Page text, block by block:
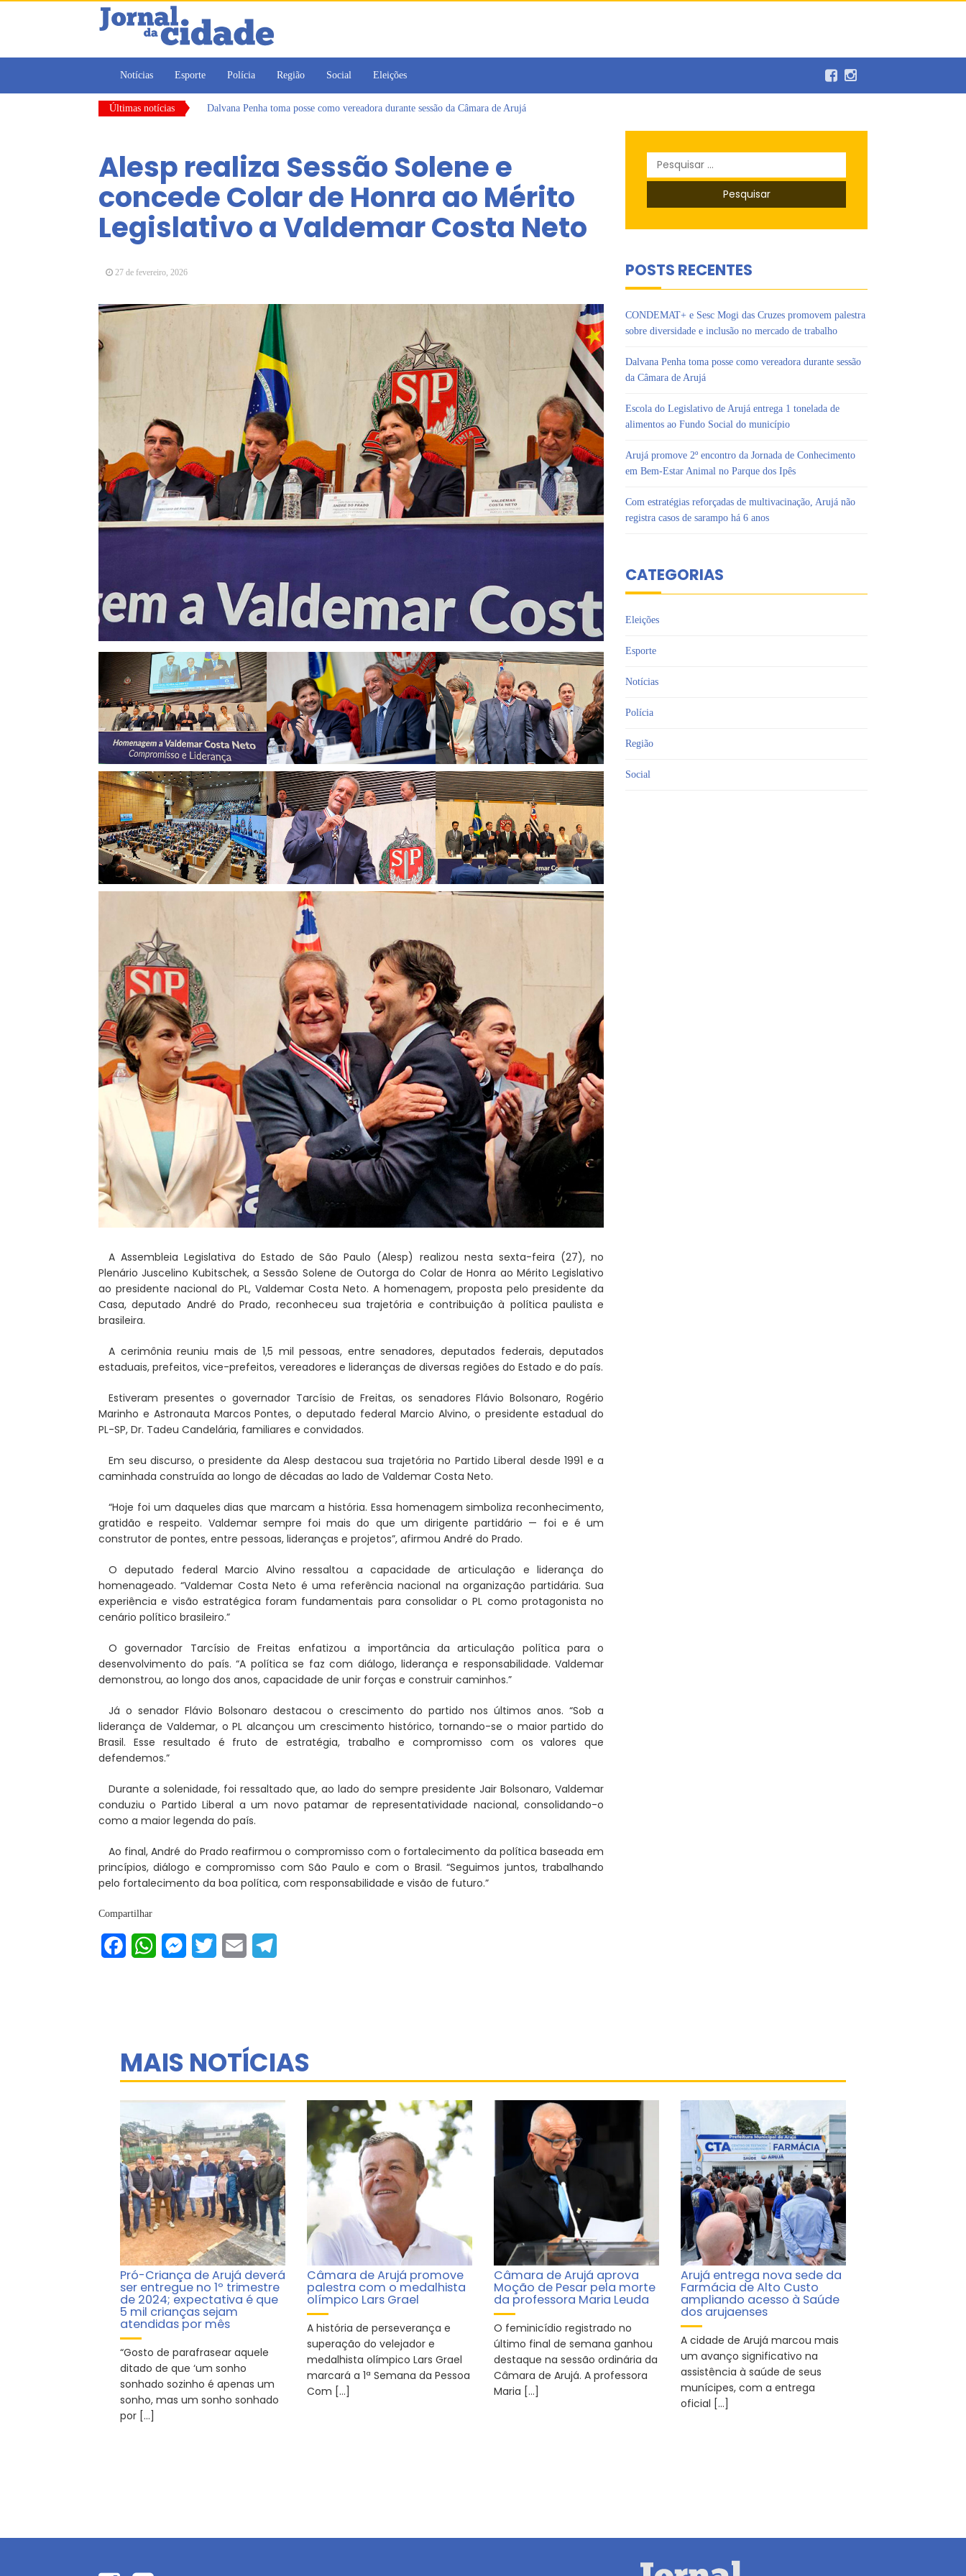
Notícias Esporte Polícia Região Social Eleições
Últimas notícias
Dalvana Penha toma posse como vereadora durante sessão da Câmara de Arujá
Com estratégias reforçadas de multivacinação, Arujá não registra casos de sarampo há 6 anos
Vereadores Mirins iniciam jornada no Legislativo com participação em Sessão Simulada
CONDEMAT+ e Sesc Mogi das Cruzes promovem palestra sobre diversidade e inclusão no mercado de trabalho
Alesp realiza Sessão Solene e
concede Colar de Honra ao Mérito
Legislativo a Valdemar Costa Neto
27 de fevereiro, 2026
A Assembleia Legislativa do Estado de São Paulo (Alesp) realizou nesta sexta-feira (27), no
Plenário Juscelino Kubitschek, a Sessão Solene de Outorga do Colar de Honra ao Mérito Legislativo
ao presidente nacional do PL, Valdemar Costa Neto. A homenagem, proposta pelo presidente da
Casa, deputado André do Prado, reconheceu sua trajetória e contribuição à política paulista e
brasileira.
A cerimônia reuniu mais de 1,5 mil pessoas, entre senadores, deputados federais, deputados
estaduais, prefeitos, vice-prefeitos, vereadores e lideranças de diversas regiões do Estado e do país.
Estiveram presentes o governador Tarcísio de Freitas, os senadores Flávio Bolsonaro, Rogério
Marinho e Astronauta Marcos Pontes, o deputado federal Marcio Alvino, o presidente estadual do
PL-SP, Dr. Tadeu Candelária, familiares e convidados.
Em seu discurso, o presidente da Alesp destacou sua trajetória no Partido Liberal desde 1991 e a
caminhada construída ao longo de décadas ao lado de Valdemar Costa Neto.
“Hoje foi um daqueles dias que marcam a história. Essa homenagem simboliza reconhecimento,
gratidão e respeito. Valdemar sempre foi mais do que um dirigente partidário — foi e é um
construtor de pontes, entre pessoas, lideranças e projetos”, afirmou André do Prado.
O deputado federal Marcio Alvino ressaltou a capacidade de articulação e liderança do
homenageado. “Valdemar Costa Neto é uma referência nacional na organização partidária. Sua
experiência e visão estratégica foram fundamentais para consolidar o PL como protagonista no
cenário político brasileiro.”
O governador Tarcísio de Freitas enfatizou a importância da articulação política para o
desenvolvimento do país. “A política se faz com diálogo, liderança e responsabilidade. Valdemar
demonstrou, ao longo dos anos, capacidade de unir forças e construir caminhos.”
Já o senador Flávio Bolsonaro destacou o crescimento do partido nos últimos anos. “Sob a
liderança de Valdemar, o PL alcançou um crescimento histórico, tornando-se o maior partido do
Brasil. Esse resultado é fruto de estratégia, trabalho e compromisso com os valores que
defendemos.”
Durante a solenidade, foi ressaltado que, ao lado do sempre presidente Jair Bolsonaro, Valdemar
conduziu o Partido Liberal a um novo patamar de representatividade nacional, consolidando-o
como a maior legenda do país.
Ao final, André do Prado reafirmou o compromisso com o fortalecimento da política baseada em
princípios, diálogo e compromisso com São Paulo e com o Brasil. “Seguimos juntos, trabalhando
pelo fortalecimento da boa política, com responsabilidade e visão de futuro.”
Compartilhar
FacebookWhatsAppMessenger
Twitter Email
Pesquisar
por:
POSTS RECENTES
CONDEMAT+ e Sesc Mogi das Cruzes promovem palestra
sobre diversidade e inclusão no mercado de trabalho
Dalvana Penha toma posse como vereadora durante sessão
da Câmara de Arujá
Escola do Legislativo de Arujá entrega 1 tonelada de
alimentos ao Fundo Social do município
Arujá promove 2º encontro da Jornada de Conhecimento
em Bem-Estar Animal no Parque dos Ipês
Com estratégias reforçadas de multivacinação, Arujá não
registra casos de sarampo há 6 anos
CATEGORIAS
Eleições
Esporte
Notícias
Polícia
Região
Social
MAIS NOTÍCIAS
Pró-Criança de Arujá deverá
ser entregue no 1º trimestre
de 2024; expectativa é que
5 mil crianças sejam
atendidas por mês
“Gosto de parafrasear aquele
ditado de que ‘um sonho
sonhado sozinho é apenas um
sonho, mas um sonho sonhado
por […]
Câmara de Arujá promove
palestra com o medalhista
olímpico Lars Grael
A história de perseverança e
superação do velejador e
medalhista olímpico Lars Grael
marcará a 1ª Semana da Pessoa
Com […]
Câmara de Arujá aprova
Moção de Pesar pela morte
da professora Maria Leuda
O feminicídio registrado no
último final de semana ganhou
destaque na sessão ordinária da
Câmara de Arujá. A professora
Maria […]
Arujá entrega nova sede da
Farmácia de Alto Custo
ampliando acesso à Saúde
dos arujaenses
A cidade de Arujá marcou mais
um avanço significativo na
assistência à saúde de seus
munícipes, com a entrega
oficial […]